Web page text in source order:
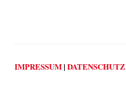
IMPRESSUM| DATENSCHUTZ